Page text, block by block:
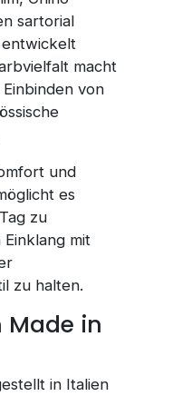
sartorial
macht
von
und
es
zu
mit
zu halten.
Made in
in Italien